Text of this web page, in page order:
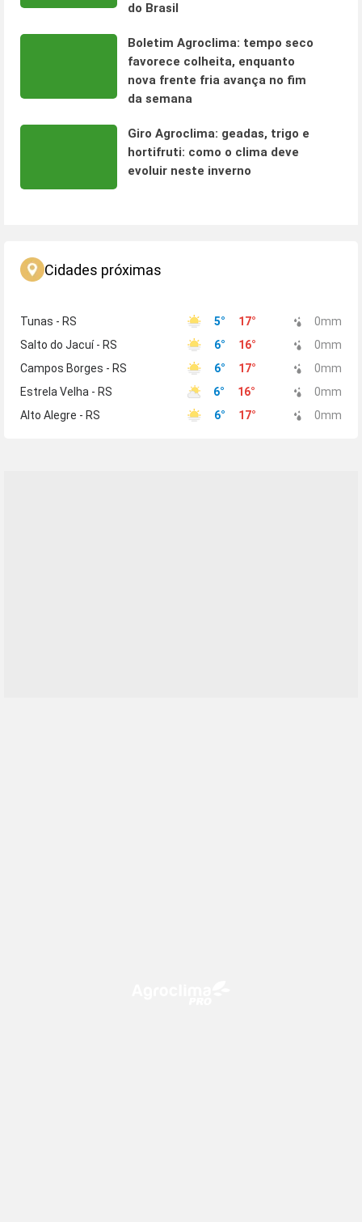
do Brasil
Boletim Agroclima: tempo seco
favorece colheita, enquanto
nova frente fria avança no fim
da semana
Giro Agroclima: geadas, trigo e
hortifruti: como o clima deve
evoluir neste inverno
Cidades próximas
Tunas - RS 5° 17° 0mm
Salto do Jacuí - RS
6° 16° 0mm
Campos Borges - RS
6° 17° 0mm
Estrela Velha - RS
6° 16° 0mm
Alto Alegre - RS
6° 17° 0mm